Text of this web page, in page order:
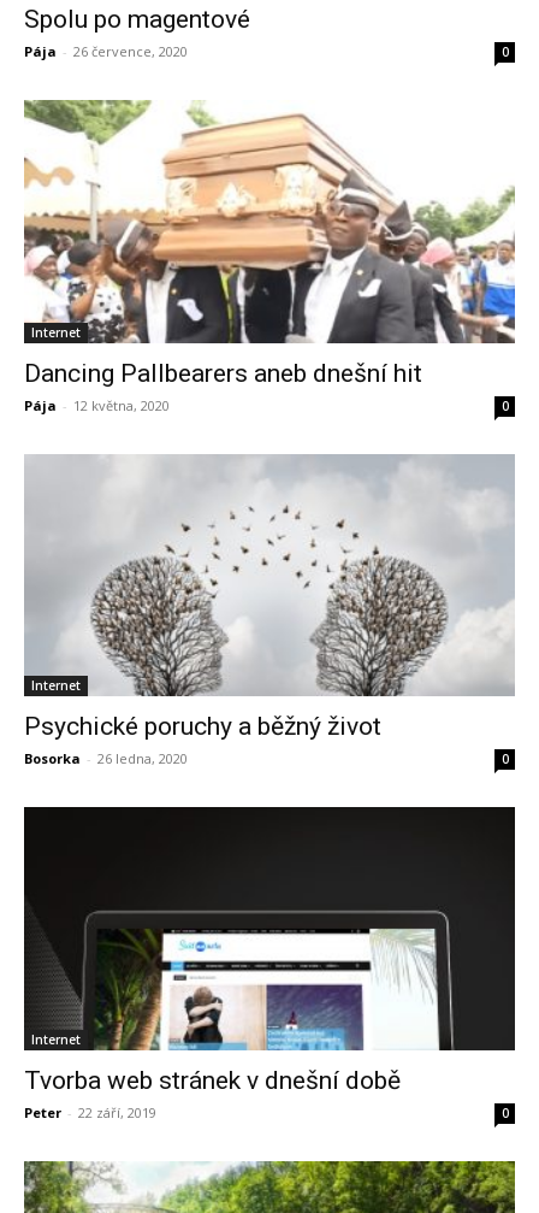
Spolu po magentové
Pája - 26 července, 2020 0
Internet
Dancing Pallbearers aneb dnešní hit
Pája - 12 května, 2020 0
Internet
Psychické poruchy a běžný život
Bosorka - 26 ledna, 2020 0
Internet
Tvorba web stránek v dnešní době
Peter - 22 září, 2019 0